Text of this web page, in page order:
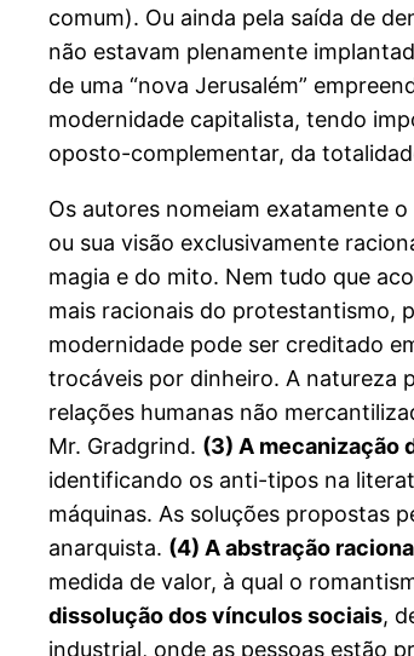
comum). Ou ainda pela saída de
não estavam plenamente
de uma “nova Jerusalém”
modernidade capitalista, tendo
oposto-complementar, da
Os autores nomeiam exatamente
ou sua visão exclusivamente
magia e do mito. Nem tudo que
mais racionais do protestantismo,
modernidade pode ser creditado
trocáveis por dinheiro. A natureza
relações humanas não
Mr. Gradgrind. (3) A mecanização
identificando os anti-tipos na
máquinas. As soluções propostas
anarquista. (4) A abstração
medida de valor, à qual o
dissolução dos vínculos sociais,
industrial, onde as pessoas estão